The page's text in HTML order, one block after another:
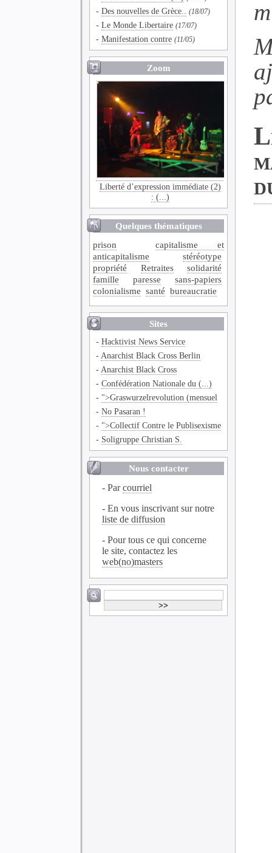
-Des nouvelles de Grèce.. (18/07)
-Le Monde Libertaire (17/07)
-Manifestation contre (11/05)
Zoom
Liberté d’expression immédiate (2)
: (...)
Quelques thématiques
prison
capitalisme et
anticapitalisme
stéréotype
propriété
Retraites
solidarité
famille
paresse
sans-papiers
colonialisme santé bureaucratie
Sites
-Hacktivist News Service
- Anarchist Black Cross Berlin
- Anarchist Black Cross
-Confédération Nationale du (...)
- ">Graswurzelrevolution (mensuel
-No Pasaran !
- ">Collectif Contre le Publisexisme
- Soligruppe Christian S.
Nous contacter
- Parcourriel
- En vous inscrivant sur notre
liste de diffusion
- Pour tous ce qui concerne
le site, contactez les
web(no)masters